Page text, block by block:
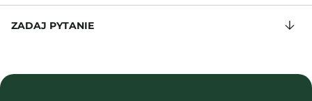
ZADAJ PYTANIE